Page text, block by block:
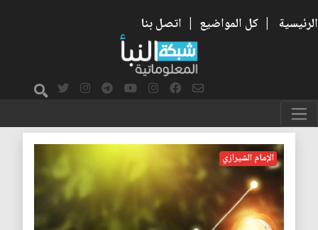
الرئيسية | كل المواضيع | اتصل بنا
الاستدامة
الإمام الشيرازي